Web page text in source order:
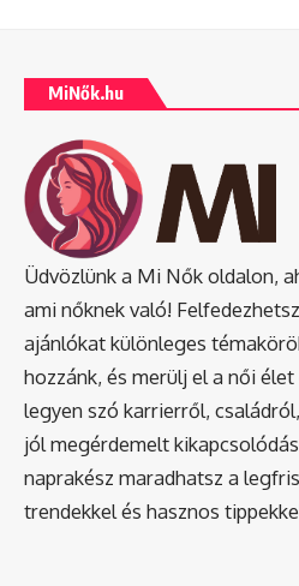
MiNők.hu
Üdvözlünk a Mi Nők oldalon,
ami nőknek való!
ajánlókat különleges
hozzánk, és merülj el a női
legyen szó karrierről,
jól megérdemelt
naprakész maradhatsz a
trendekkel és hasznos